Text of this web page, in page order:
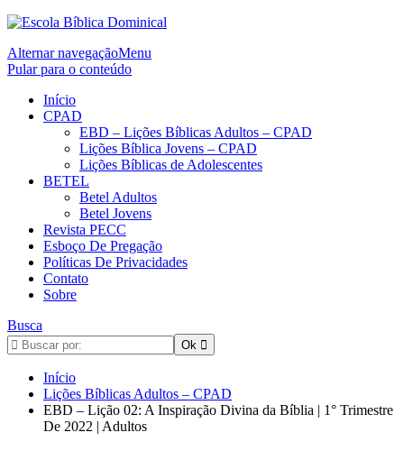
Alternar navegaçãoMenu
Pular para o conteúdo
Início
CPAD
EBD – Lições Bíblicas Adultos – CPAD
Lições Bíblica Jovens – CPAD
Lições Bíblicas de Adolescentes
BETEL
Betel Adultos
Betel Jovens
Revista PECC
Esboço De Pregação
Políticas De Privacidades
Contato
Sobre
Busca
Início
Lições Bíblicas Adultos – CPAD
EBD – Lição 02: A Inspiração Divina da Bíblia | 1° Trimestre
De 2022 | Adultos